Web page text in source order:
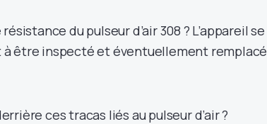
du pulseur d’air 308 ? L’appareil se
être inspecté et éventuellement remplacé
ces tracas liés au pulseur d’air ?